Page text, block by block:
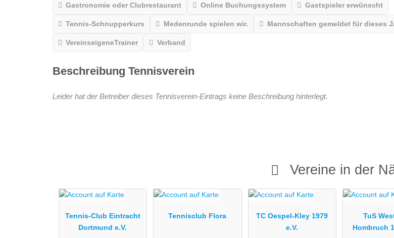
Gastronomie oder Clubrestaurant Online Buchungssystem Gastspieler erwünscht
Tennis-Schnupperkurs Medenrunde spielen wir. Mannschaften gemeldet für dieses
VereinseigeneTrainer Verband
Beschreibung Tennisverein
Leider hat der Betreiber dieses Tennisverein-Eintrags keine Beschreibung hinterlegt.
Vereine in der
Tennis-Club Eintracht
Dortmund e.V.
Tennisclub Flora
TC Oespel-Kley 1979
e.V.
TuS
Hombruch